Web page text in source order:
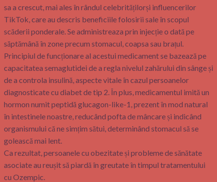
sa a crescut, mai ales în rândul celebritățilorși influencerilor
TikTok, care au descris beneficiile folosirii sale în scopul
scăderii ponderale. Se administreaza prin injecție o dată pe
săptămână în zone precum stomacul, coapsa sau brațul.
Principiul de funcționare al acestui medicament se bazează pe
capacitatea semaglutidei de a regla nivelul zahărului din sânge și
de a controla insulină, aspecte vitale în cazul persoanelor
diagnosticate cu diabet de tip 2. În plus, medicamentul imită un
hormon numit peptidă glucagon-like-1, prezent în mod natural
în intestinele noastre, reducând pofta de mâncare și indicând
organismului că ne simțim sătui, determinând stomacul să se
golească mai lent.
Ca rezultat, persoanele cu obezitate și probleme de sănătate
asociate au reușit să piardă în greutate în timpul tratamentului
cu Ozempic.